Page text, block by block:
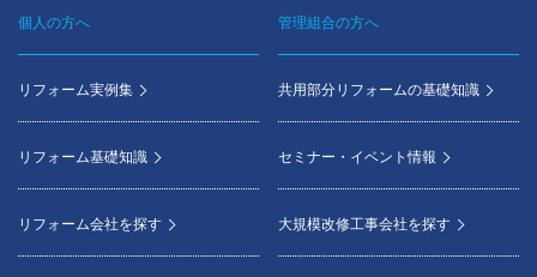
Footer
menu
個人の方へ
リフォーム実例集
リフォーム基礎知識
リフォーム会社を探す
管理組合の方へ
共用部分リフォームの基礎知識
セミナー・イベント情報
大規模改修工事会社を探す